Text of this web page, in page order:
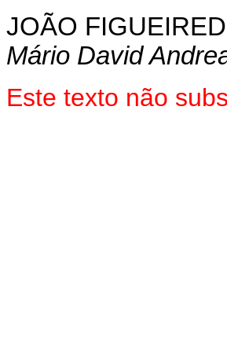
JOÃO
Mário David
Este texto não